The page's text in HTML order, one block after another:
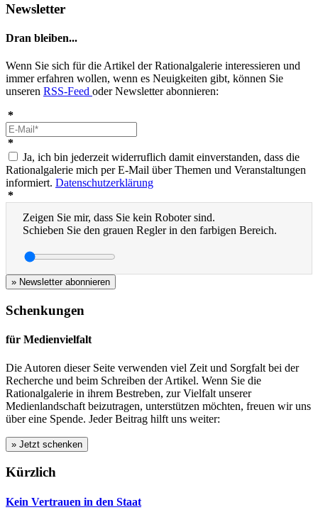
Newsletter
Dran bleiben...
Wenn Sie sich für die Artikel der Rationalgalerie interessieren und
immer erfahren wollen, wenn es Neuigkeiten gibt, können Sie
unseren RSS-Feed oder Newsletter abonnieren:
*
*
Ja, ich bin jederzeit widerruflich damit einverstanden, dass die
Rationalgalerie mich per E-Mail über Themen und Veranstaltungen
informiert. Datenschutzerklärung
*
Zeigen Sie mir, dass Sie kein Roboter sind.
Schieben Sie den grauen Regler in den farbigen Bereich.
» Newsletter abonnieren
Schenkungen
für Medienvielfalt
Die Autoren dieser Seite verwenden viel Zeit und Sorgfalt bei der
Recherche und beim Schreiben der Artikel. Wenn Sie die
Rationalgalerie in ihrem Bestreben, zur Vielfalt unserer
Medienlandschaft beizutragen, unterstützen möchten, freuen wir uns
über eine Spende. Jeder Beitrag hilft uns weiter:
Kürzlich
Kein Vertrauen in den Staat